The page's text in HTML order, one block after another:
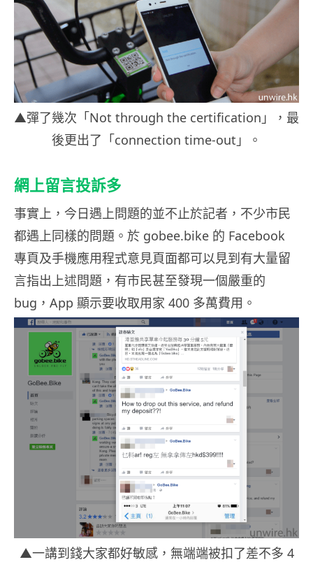
▲彈了幾次「Not through the certification」，最
後更出了「connection time-out」。
網上留言投訴多
事實上，今日遇上問題的並不止於記者，不少市民
都遇上同樣的問題。於 gobee.bike 的 Facebook
專頁及手機應用程式意見頁面都可以見到有大量留
言指出上述問題，有市民甚至發現一個嚴重的
bug，App 顯示要收取用家 400 多萬費用。
▲一講到錢大家都好敏感，無端端被扣了差不多 4